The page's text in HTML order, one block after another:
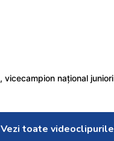
Vezi toate videoclipurile